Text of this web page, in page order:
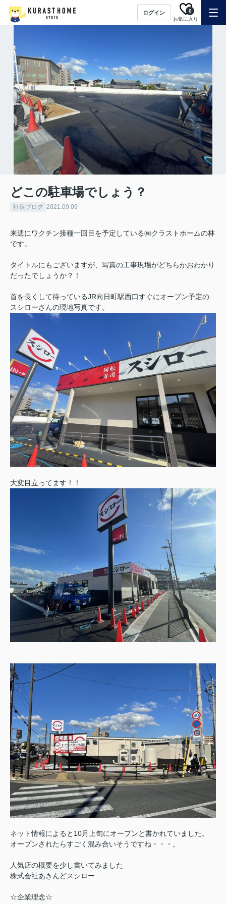
ログイン
お気に入り
0
どこの駐車場でしょう？
社長ブログ 2021.09.09
来週にワクチン接種一回目を予定している㈱クラストホームの林
です。
タイトルにもございますが、写真の工事現場がどちらかおわかり
だったでしょうか？！
首を長くして待っているJR向日町駅西口すぐにオープン予定の
スシローさんの現地写真です。
大変目立ってます！！
ネット情報によると10月上旬にオープンと書かれていました。
オープンされたらすごく混み合いそうですね・・・。
人気店の概要を少し書いてみました
株式会社あきんどスシロー
☆企業理念☆